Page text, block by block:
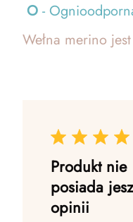
O -
Wełna merino
Produkt nie
posiada
opinii